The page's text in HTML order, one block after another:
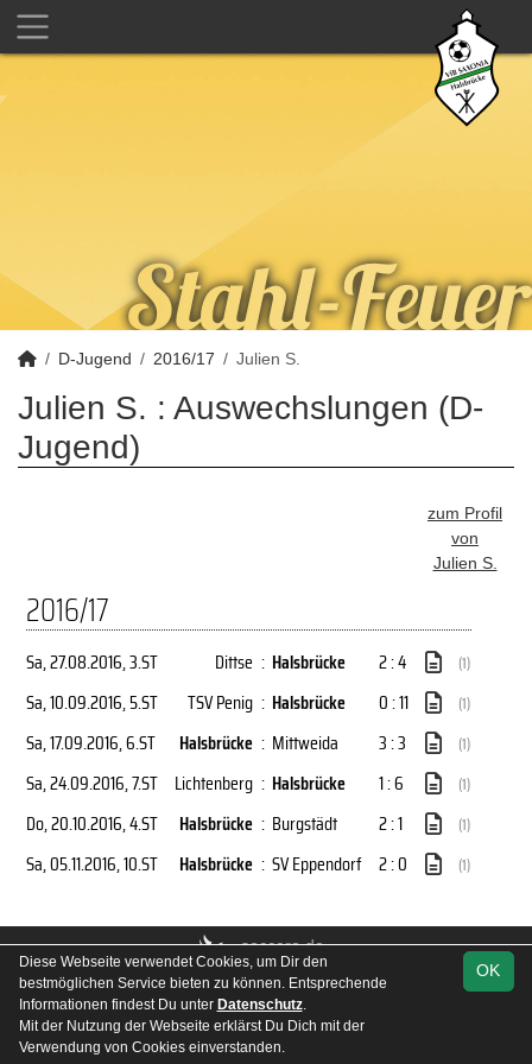
D-Jugend 2016/17 Julien S.
Julien S. : Auswechslungen (D-
Jugend)
zum Profil
von
Julien S.
2016/17
Sa, 27.08.2016, 3.ST Dittse : Halsbrücke 2 : 4 (1)
Sa, 10.09.2016, 5.ST TSV Penig : Halsbrücke 0 : 11 (1)
Sa, 17.09.2016, 6.ST Halsbrücke : Mittweida 3 : 3 (1)
Sa, 24.09.2016, 7.ST Lichtenberg : Halsbrücke 1 : 6 (1)
Do, 20.10.2016, 4.ST Halsbrücke : Burgstädt 2 : 1 (1)
Sa, 05.11.2016, 10.ST Halsbrücke : SV Eppendorf 2 : 0 (1)
soccero.de
© 2006 - 2026
Impressum Fotos Datenschutz
OK
Diese Webseite verwendet Cookies, um Dir den
bestmöglichen Service bieten zu können. Entsprechende
Informationen findest Du unter Datenschutz.
Mit der Nutzung der Webseite erklärst Du Dich mit der
Verwendung von Cookies einverstanden.